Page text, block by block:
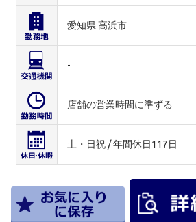
愛知県 高浜市
-
店舗の営業時間に準ずる
土・日祝 / 年間休日117日